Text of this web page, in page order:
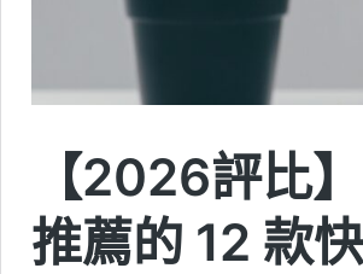
【2026評比
推薦的 12 款